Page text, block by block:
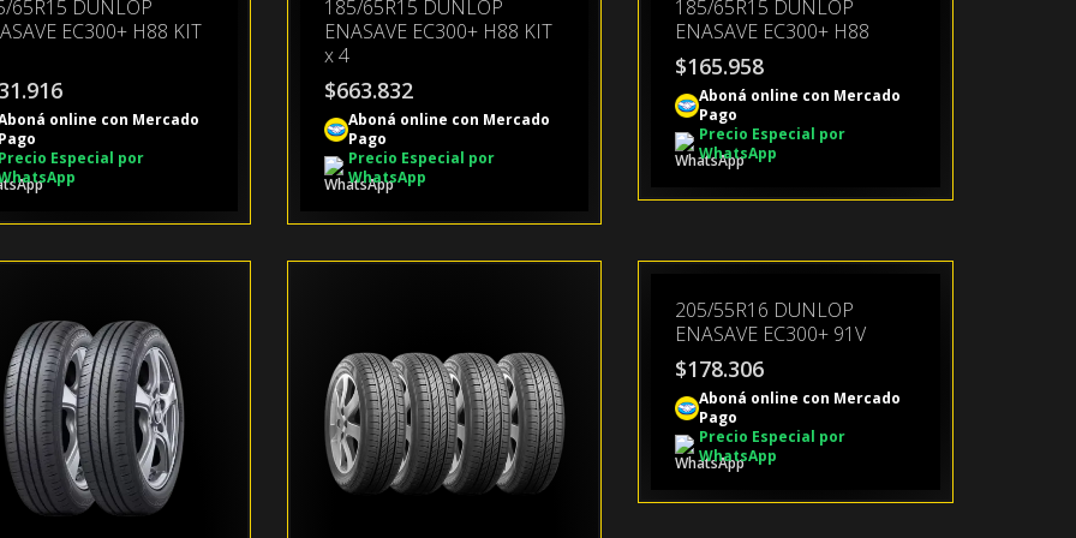
65R15 DUNLOP
EC300+ H88 KIT
online con Mercado
Especial por
185/65R15 DUNLOP
ENASAVE EC300+ H88 KIT
x 4
$663.832
Aboná online con Mercado
Pago
Precio Especial por
WhatsApp
185/65R15 DUNLOP
ENASAVE EC300+ H88
$165.958
Aboná online con Mercado
Pago
Precio Especial por
WhatsApp
205/55R16 DUNLOP
ENASAVE EC300+ 91V
$178.306
Aboná online con Mercado
Pago
Precio Especial por
WhatsApp